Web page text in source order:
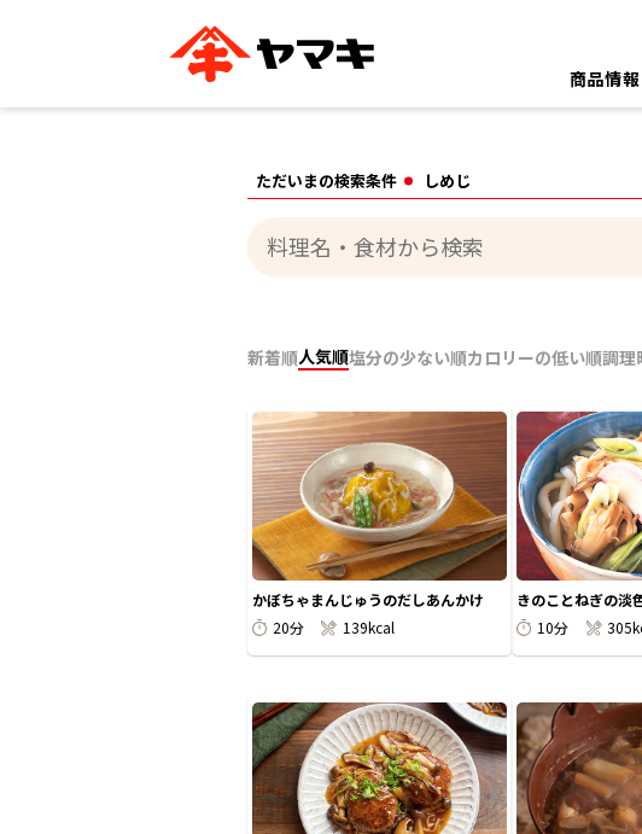
商品情報
ヤマキ
『めんつゆ』
ヤマキ
割烹白だし®
カテゴリー別
かつお節 削りぶし かつおパック 煮干
おいしいレシピTOP
汁物レシピ
ただいまの検索条件 しめじ
新着順人気順塩分の少ない順カロリーの低い順調理
かぼちゃまんじゅうのだしあんかけ
20分
139kcal
きのことねぎの淡
10分